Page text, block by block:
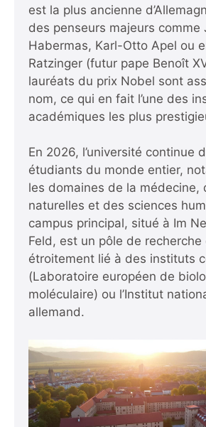
est la plus ancienne
des penseurs majeurs comme
Habermas, Karl-Otto Apel ou
Ratzinger (futur pape Benoît
lauréats du prix Nobel sont
nom, ce qui en fait l’une des
académiques les plus
En 2026, l’université continue
étudiants du monde entier,
les domaines de la médecine,
naturelles et des sciences
campus principal, situé à Im
Feld, est un pôle de recherche
étroitement lié à des instituts
(Laboratoire européen de
moléculaire) ou l’Institut
allemand.